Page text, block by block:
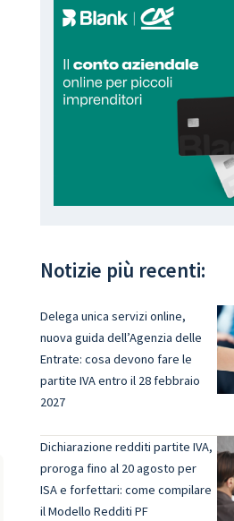
Notizie più recenti:
Delega unica servizi online,
nuova guida dell’Agenzia delle
Entrate: cosa devono fare le
partite IVA entro il 28 febbraio
2027
Dichiarazione redditi partite IVA,
proroga fino al 20 agosto per
ISA e forfettari: come compilare
il Modello Redditi PF